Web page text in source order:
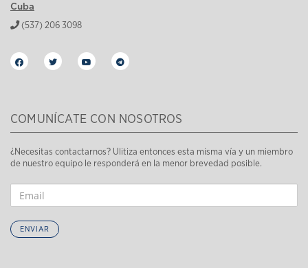
Cuba
(537) 206 3098
COMUNÍCATE CON NOSOTROS
¿Necesitas contactarnos? Ulitiza entonces esta misma vía y un miembro
de nuestro equipo le responderá en la menor brevedad posible.
ENVIAR